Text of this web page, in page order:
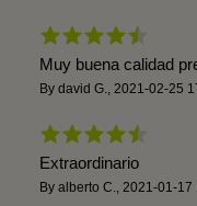
Muy buena calidad
By david G., 2021-02-25
Extraordinario
By alberto C., 2021-01-17